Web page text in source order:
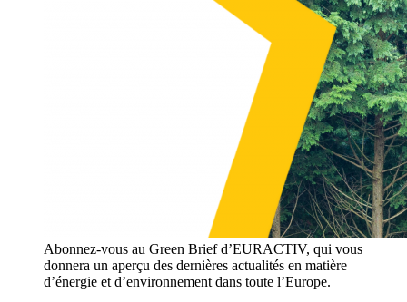
Abonnez-vous au Green Brief d’EURACTIV, qui vous
donnera un aperçu des dernières actualités en matière
d’énergie et d’environnement dans toute l’Europe.